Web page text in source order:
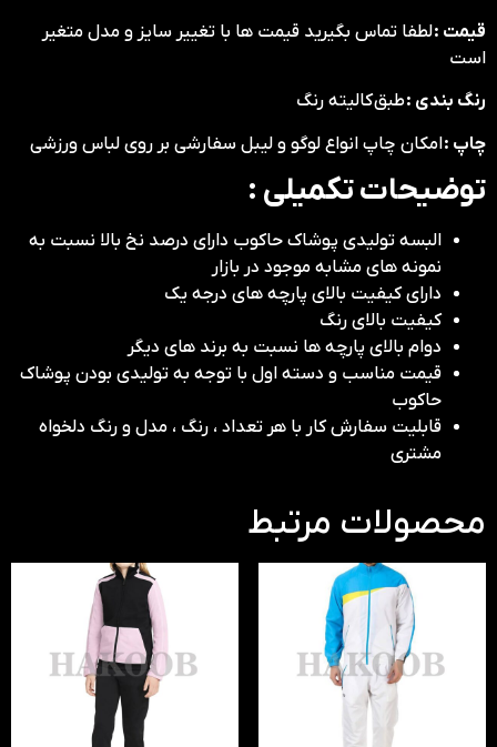
قیمت :لطفا تماس بگیرید قیمت ها با تغییر سایز و مدل متغیر
است
رنگ بندی :طبق کالیته رنگ
چاپ :امکان چاپ انواع لوگو و لیبل سفارشی بر روی لباس ورزشی
توضیحات تکمیلی :
البسه تولیدی پوشاک حاکوب دارای درصد نخ بالا نسبت به
نمونه های مشابه موجود در بازار
دارای کیفیت بالای پارچه های درجه یک
کیفیت بالای رنگ
دوام بالای پارچه ها نسبت به برند های دیگر
قیمت مناسب و دسته اول با توجه به تولیدی بودن پوشاک
حاکوب
قابلیت سفارش کار با هر تعداد ، رنگ ، مدل و رنگ دلخواه
مشتری
محصولات مرتبط